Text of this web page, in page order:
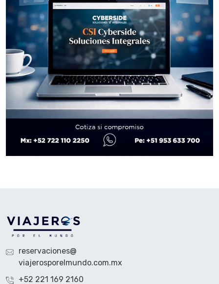
reservaciones@
viajerosporelmundo.com.mx
+52 221 169 2160